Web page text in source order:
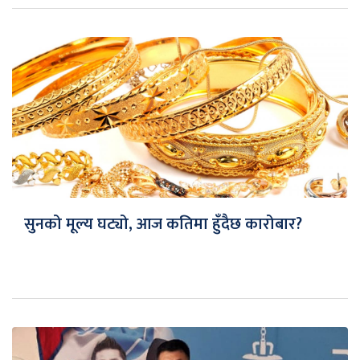
सुनको मूल्य घट्यो, आज कतिमा हुँदैछ कारोबार?